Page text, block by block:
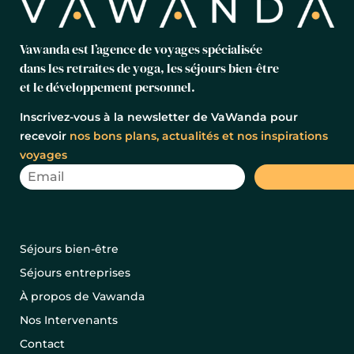
Vawanda est l’agence de voyages spécialisée
dans les retraites de yoga, les séjours bien-être
et le développement personnel.
Inscrivez-vous à la newsletter de VaWanda pour
recevoir nos bons plans, actualités et nos inspirations
voyages
Séjours bien-être
Séjours entreprises
À propos de Vawanda
Nos Intervenants
Contact